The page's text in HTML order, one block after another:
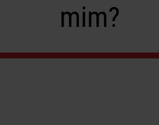
mim?